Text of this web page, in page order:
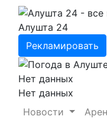
Алушта 24
Рекламировать
Нет данных
Нет данных
Новости